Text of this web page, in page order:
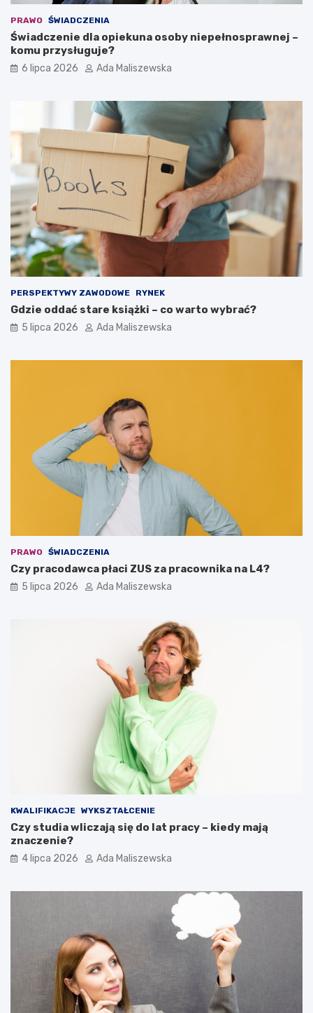
PRAWO ŚWIADCZENIA
Świadczenie dla opiekuna osoby niepełnosprawnej –
komu przysługuje?
6 lipca 2026 Ada Maliszewska
PERSPEKTYWY ZAWODOWE RYNEK
Gdzie oddać stare książki – co warto wybrać?
5 lipca 2026 Ada Maliszewska
PRAWO ŚWIADCZENIA
Czy pracodawca płaci ZUS za pracownika na L4?
5 lipca 2026 Ada Maliszewska
KWALIFIKACJE WYKSZTAŁCENIE
Czy studia wliczają się do lat pracy – kiedy mają
znaczenie?
4 lipca 2026 Ada Maliszewska